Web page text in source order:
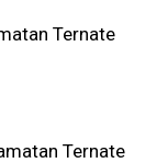
Ternate
Ternate